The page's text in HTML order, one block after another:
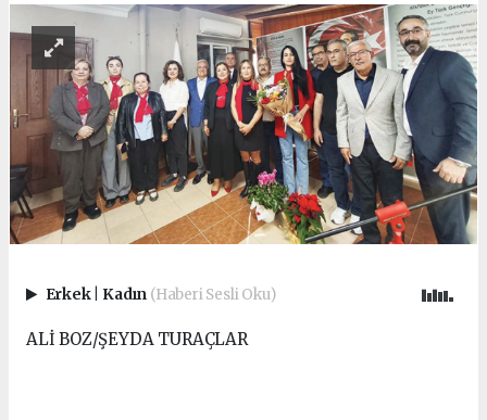
Erkek Kadın (Haberi Sesli Oku)
ALİ BOZ/ŞEYDA TURAÇLAR